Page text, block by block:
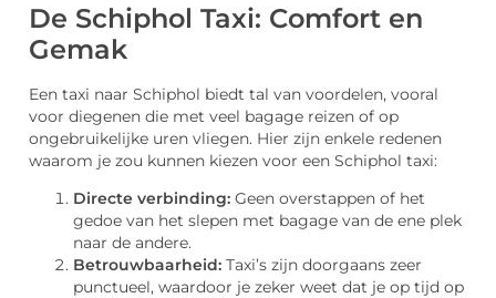
De Schiphol Taxi: Comfort en
Gemak
Een taxi naar Schiphol biedt tal van voordelen, vooral
voor diegenen die met veel bagage reizen of op
ongebruikelijke uren vliegen. Hier zijn enkele redenen
waarom je zou kunnen kiezen voor een Schiphol taxi:
Directe verbinding: Geen overstappen of het
gedoe van het slepen met bagage van de ene plek
naar de andere.
Betrouwbaarheid: Taxi’s zijn doorgaans zeer
punctueel, waardoor je zeker weet dat je op tijd op